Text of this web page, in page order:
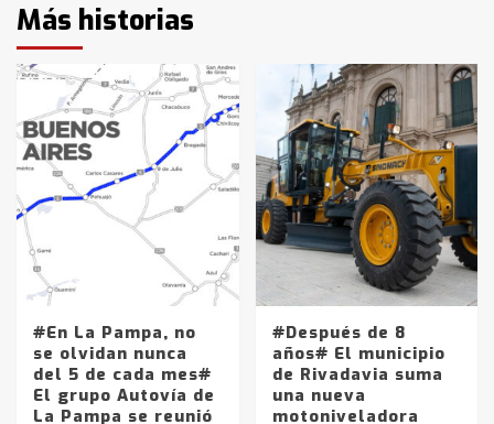
Más historias
#En La Pampa, no
se olvidan nunca
del 5 de cada mes#
El grupo Autovía de
La Pampa se reunió
#Después de 8
años# El municipio
de Rivadavia suma
una nueva
motoniveladora